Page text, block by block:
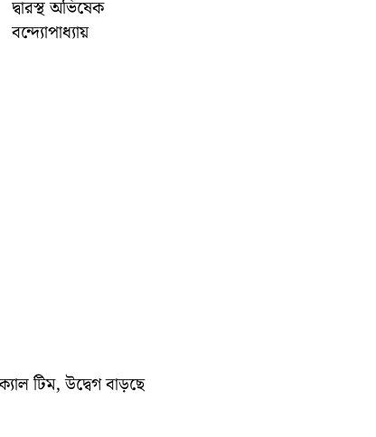
দ্বারস্থ অভিষেক
বন্দ্যোপাধ্যায়
টিম, উদ্বেগ বাড়ছে